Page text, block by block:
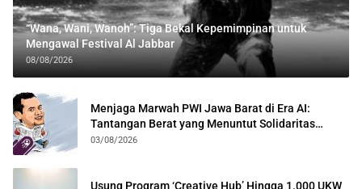
“Wana, Wani, Wanoh”: Tiga Bekal Kepemimpinan untuk
Mengawal Festival Al Jabbar
08/08/2026
Menjaga Marwah PWI Jawa Barat di Era AI:
Tantangan Berat yang Menuntut Solidaritas
Lintas Generasi
03/08/2026
Usung Program ‘Creative Hub’ Hingga 1.000 UKW